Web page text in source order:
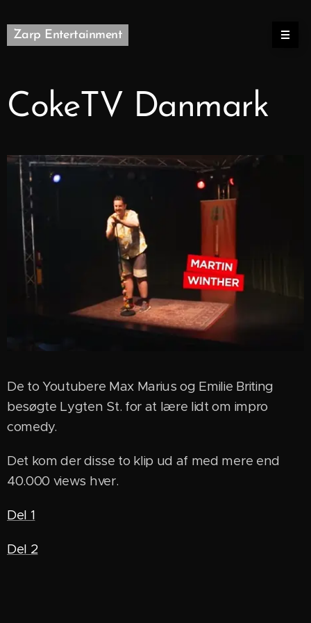
Zarp Entertainment
CokeTV Danmark
De to Youtubere Max Marius og Emilie Briting
besøgte Lygten St. for at lære lidt om impro
comedy.
Det kom der disse to klip ud af med mere end
40.000 views hver.
Del 1
Del 2